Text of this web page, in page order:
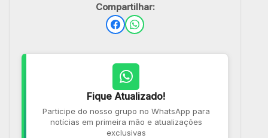
Compartilhar:
Fique Atualizado!
Participe do nosso grupo no WhatsApp para
notícias em primeira mão e atualizações
exclusivas